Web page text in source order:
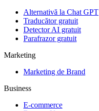
Alternativă la Chat GPT
Traducător gratuit
Detector AI gratuit
Parafrazor gratuit
Marketing
Marketing de Brand
Business
E-commerce